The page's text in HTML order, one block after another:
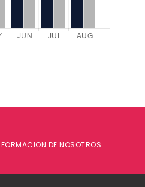
DE NOSOTROS